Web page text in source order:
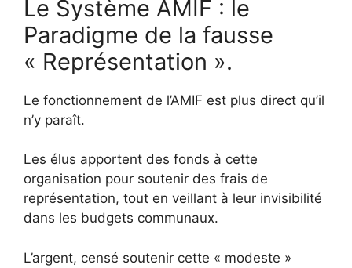
Le Système AMIF : le
Paradigme de la fausse
« Représentation ».
Le fonctionnement de l’AMIF est plus direct qu’il
n’y paraît.
Les élus apportent des fonds à cette
organisation pour soutenir des frais de
représentation, tout en veillant à leur invisibilité
dans les budgets communaux.
L’argent, censé soutenir cette « modeste »